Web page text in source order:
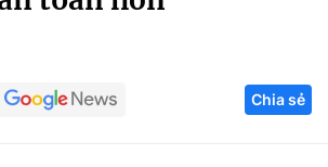
Công nghệ
Chia sẻ